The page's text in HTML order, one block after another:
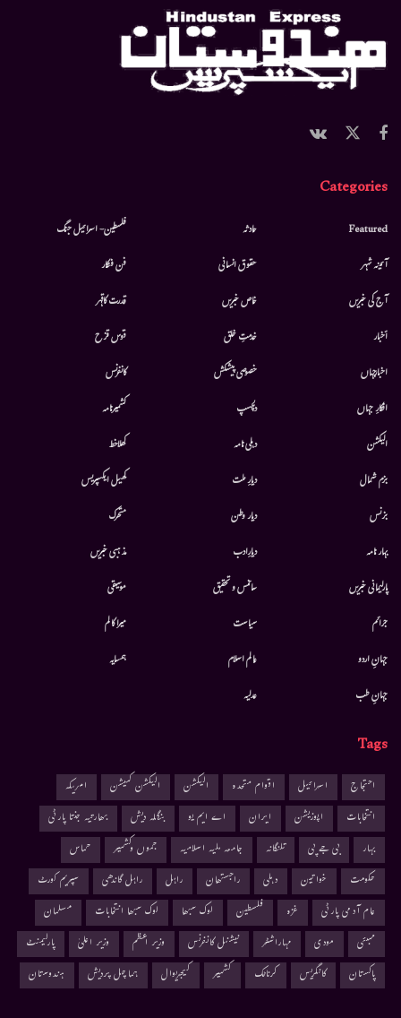
Categories
Featured
آئینہ شہر
آج کی خبریں
أخبار
اخبارجہاں
افکارِ جہاں
الیکشن
بزم شمال
بزنس
بہار نامہ
پارلیمانی خبریں
جرائم
جہانِ اردو
جہانِ طب
حادثہ
حقوق انسانی
خاص خبریں
خدمتِ خلق
خصوصی پیشکش
دلچسپ
دہلی نامہ
دیارِ ملت
دیار وطن
دیارِادب
سائنس و تحقیق
سیاست
عالم اسلام
عدلیہ
فلسطین- اسرائیل جنگ
فن فنکار
قدرت کاقہر
قوس قزح
کانفرنس
کشمیرنامہ
کھلاخط
کھیل ایکسپریس
متحرك
مذہبی خبریں
موسيقى
میرا کالم
ہمسایہ
Tags
احتجاج اسرائیل اقوام متحدہ الیکشن الیکشن کمیشن
امریکہ
انتخابات
اپوزیشن ایران اے ایم یو بنگلہ دیش
بھارتیہ جنتا پارٹی
بہار
بی جے پی تلنگانہ جامعہ ملیہ اسلامیہ جموں وکشمیر
حماس
حکومت
خواتین دہلی راجستھان راہل راہل گاندھی
سپریم کورٹ
عام آدمی پارٹی
غزہ فلسطین لوک سبھا لوک سبھا انتخابات
مسلمان
ممبئی
مودی مہاراشٹر نیشنل کانفرنس وزیر اعظم وزیر اعلیٰ
پارلیمنٹ
پاکستان
کانگریس کرناٹک کشمیر کیجریوال ہماچل پردیش ہندوستان